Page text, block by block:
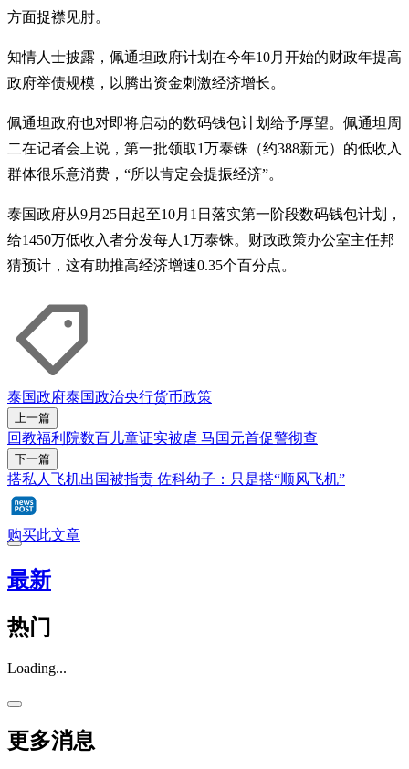
方面捉襟见肘。
知情人士披露，佩通坦政府计划在今年10月开始的财政年提高
政府举债规模，以腾出资金刺激经济增长。
佩通坦政府也对即将启动的数码钱包计划给予厚望。佩通坦周
二在记者会上说，第一批领取1万泰铢（约388新元）的低收入
群体很乐意消费，“所以肯定会提振经济”。
泰国政府从9月25日起至10月1日落实第一阶段数码钱包计划，
给1450万低收入者分发每人1万泰铢。财政政策办公室主任邦
猜预计，这有助推高经济增速0.35个百分点。
泰国政府泰国政治央行货币政策
上一篇
回教福利院数百儿童证实被虐 马国元首促警彻查
下一篇
搭私人飞机出国被指责 佐科幼子：只是搭“顺风飞机”
购买此文章
最新
热门
Loading...
更多消息